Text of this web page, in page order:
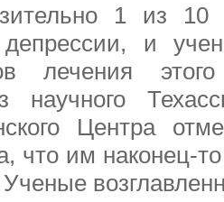
1 из 10
и
лечения
научного
Центра
что им наконец-